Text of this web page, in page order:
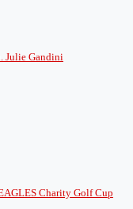
Julie Gandini
Charity Golf Cup